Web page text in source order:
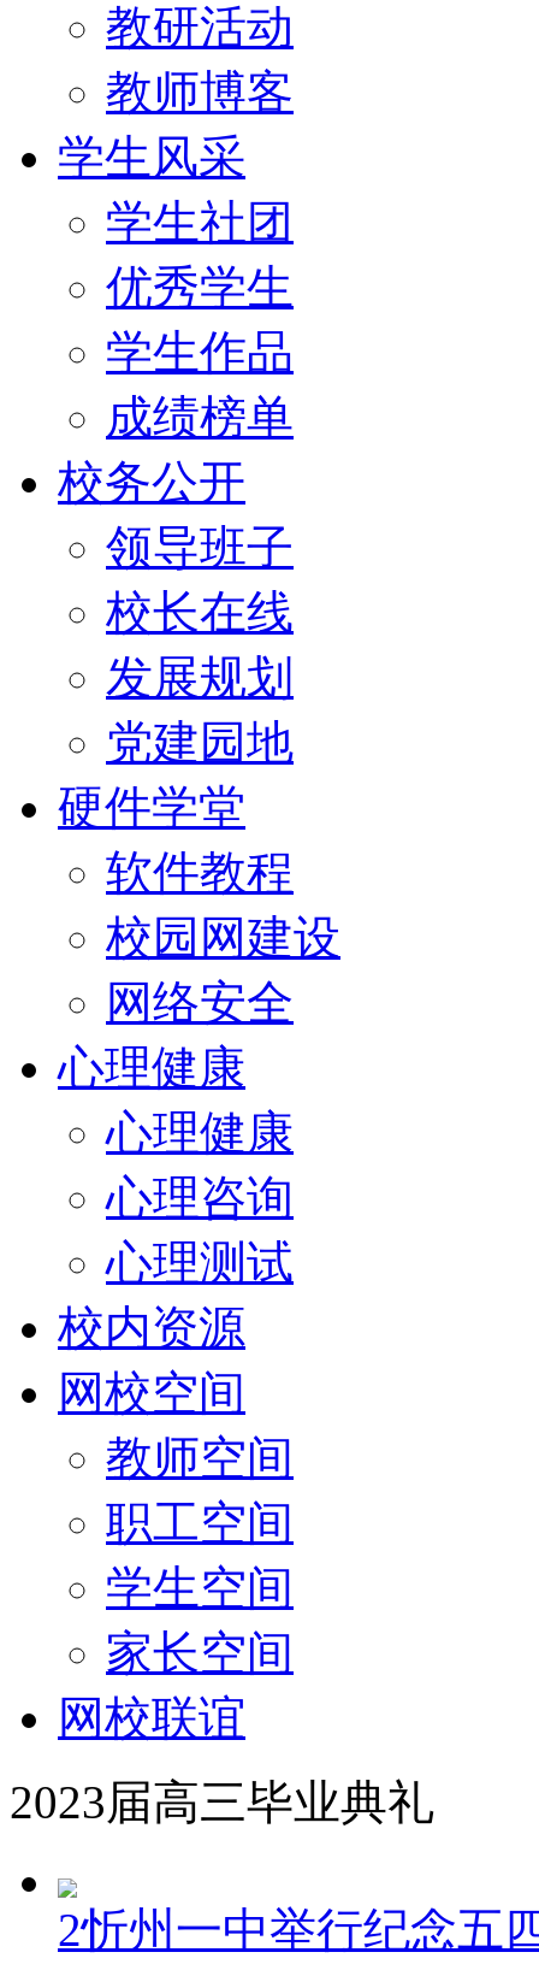
教研活动
教师博客
学生风采
学生社团
优秀学生
学生作品
成绩榜单
校务公开
领导班子
校长在线
发展规划
党建园地
硬件学堂
软件教程
校园网建设
网络安全
心理健康
心理健康
心理咨询
心理测试
校内资源
网校空间
教师空间
职工空间
学生空间
家长空间
网校联谊
2023届高三毕业典礼
2忻州一中举行纪念五